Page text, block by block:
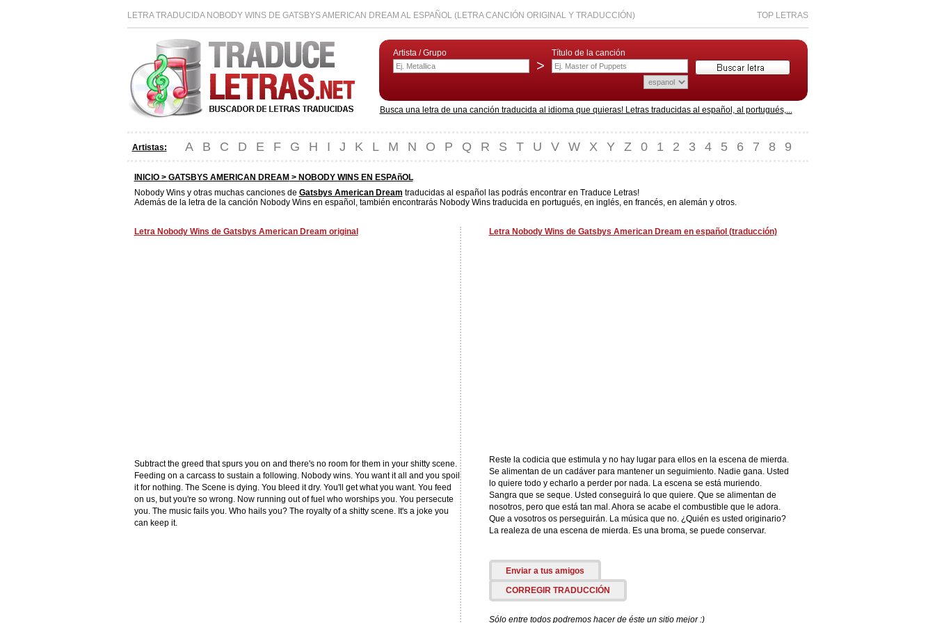
LETRA TRADUCIDA NOBODY WINS DE GATSBYS AMERICAN DREAM AL ESPAÑOL (LETRA CANCIÓN ORIGINAL Y TRADUCCIÓN) TOP LETRAS
Artista / Grupo
>
Título de la canción
Busca una letra de una canción traducida al idioma que quieras! Letras traducidas al español, al portugués,...
Artistas: A B C D E F G H I J K L M N O P Q R S T U V W X Y Z 0 1 2 3 4 5 6 7 8 9
INICIO > GATSBYS AMERICAN DREAM > NOBODY WINS EN ESPAñOL
Nobody Wins y otras muchas canciones de Gatsbys American Dream traducidas al español las podrás encontrar en Traduce Letras!
Además de la letra de la canción Nobody Wins en español, también encontrarás Nobody Wins traducida en portugués, en inglés, en francés, en alemán y otros.
Letra Nobody Wins de Gatsbys American Dream original
Subtract the greed that spurs you on and there's no room for them in your shitty scene.
Feeding on a carcass to sustain a following. Nobody wins. You want it all and you spoil
it for nothing. The Scene is dying. You bleed it dry. You'll get what you want. You feed
on us, but you're so wrong. Now running out of fuel who worships you. You persecute
you. The music fails you. Who hails you? The royalty of a shitty scene. It's a joke you
can keep it.
Letra Nobody Wins de Gatsbys American Dream en español (traducción)
Reste la codicia que estimula y no hay lugar para ellos en la escena de mierda.
Se alimentan de un cadáver para mantener un seguimiento. Nadie gana. Usted
lo quiere todo y echarlo a perder por nada. La escena se está muriendo.
Sangra que se seque. Usted conseguirá lo que quiere. Que se alimentan de
nosotros, pero que está tan mal. Ahora se acabe el combustible que le adora.
Que a vosotros os perseguirán. La música que no. ¿Quién es usted originario?
La realeza de una escena de mierda. Es una broma, se puede conservar.
Enviar a tus amigos
CORREGIR TRADUCCIÓN
Sólo entre todos podremos hacer de éste un sitio mejor :)